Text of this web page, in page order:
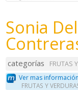
Sonia
categorías
FRUTAS
Ver mas
FRUTAS Y